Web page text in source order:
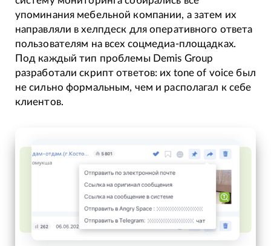
упоминания мебельной компании, а затем их
направляли в хелпдеск для оперативного ответа
пользователям на всех соцмедиа-площадках.
Под каждый тип проблемы Demis Group
разработали скрипт ответов: их tone of voice был
не сильно формальным, чем и располагал к себе
клиентов.